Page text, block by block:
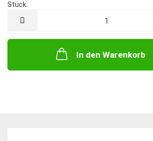
Stück:
In den Warenkorb